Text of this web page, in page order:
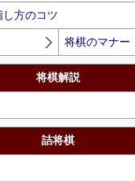
方のコツ
将棋のマナー
将棋解説
詰将棋